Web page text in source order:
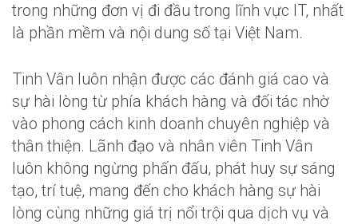
trong những đơn vị đi đầu trong lĩnh vực IT, nhất
là phần mềm và nội dung số tại Việt Nam.
Tinh Vân luôn nhận được các đánh giá cao và
sự hài lòng từ phía khách hàng và đối tác nhờ
vào phong cách kinh doanh chuyên nghiệp và
thân thiện. Lãnh đạo và nhân viên Tinh Vân
luôn không ngừng phấn đấu, phát huy sự sáng
tạo, trí tuệ, mang đến cho khách hàng sự hài
lòng cùng những giá trị nổi trội qua dịch vụ và